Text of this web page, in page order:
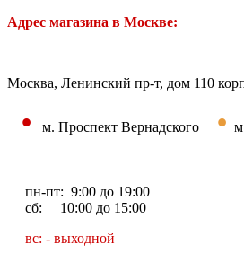
Адрес магазина в Москве:
Москва, Ленинский пр-т, дом 110
• м. Проспект Вернадского •
пн-пт: 9:00 до 19:00
сб: 10:00 до 15:00
вс: - выходной